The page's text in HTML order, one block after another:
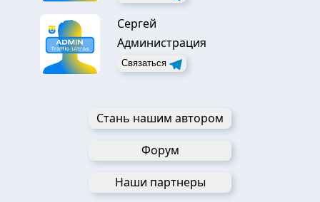
Сергей
Администрация
Связаться
Стань нашим автором
Форум
Наши партнеры